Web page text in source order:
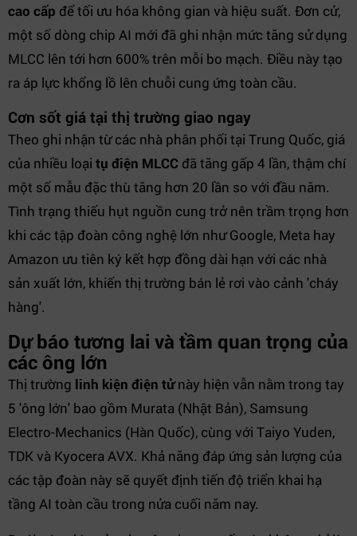
cao cấp để tối ưu hóa không gian và hiệu suất. Đơn cử,
một số dòng chip AI mới đã ghi nhận mức tăng sử dụng
MLCC lên tới hơn 600% trên mỗi bo mạch. Điều này tạo
ra áp lực khổng lồ lên chuỗi cung ứng toàn cầu.
Cơn sốt giá tại thị trường giao ngay
Theo ghi nhận từ các nhà phân phối tại Trung Quốc, giá
của nhiều loại tụ điện MLCC đã tăng gấp 4 lần, thậm chí
một số mẫu đặc thù tăng hơn 20 lần so với đầu năm.
Tình trạng thiếu hụt nguồn cung trở nên trầm trọng hơn
khi các tập đoàn công nghệ lớn như Google, Meta hay
Amazon ưu tiên ký kết hợp đồng dài hạn với các nhà
sản xuất lớn, khiến thị trường bán lẻ rơi vào cảnh 'cháy
hàng'.
Dự báo tương lai và tầm quan trọng của
các ông lớn
Thị trường linh kiện điện tửnày hiện vẫn nằm trong tay
5 'ông lớn' bao gồm Murata (Nhật Bản), Samsung
Electro-Mechanics (Hàn Quốc), cùng với Taiyo Yuden,
TDK và Kyocera AVX. Khả năng đáp ứng sản lượng của
các tập đoàn này sẽ quyết định tiến độ triển khai hạ
tầng AI toàn cầu trong nửa cuối năm nay.